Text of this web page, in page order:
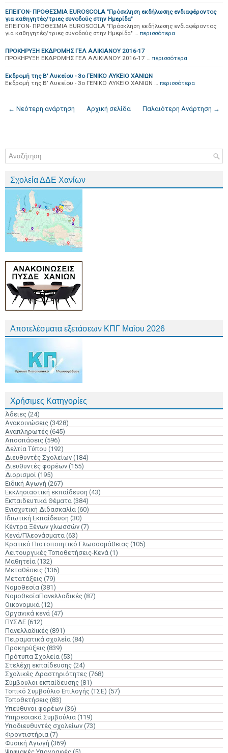
ΕΠΕΙΓΟΝ- ΠΡΟΘΕΣΜΙΑ EUROSCOLA "Πρόσκληση εκδήλωσης ενδιαφέροντος
για καθηγητές/τριες συνοδούς στην Ημερίδα"
ΕΠΕΙΓΟΝ- ΠΡΟΘΕΣΜΙΑ EUROSCOLA "Πρόσκληση εκδήλωσης ενδιαφέροντος
για καθηγητές/τριες συνοδούς στην Ημερίδα" … περισσότερα
ΠΡΟΚΗΡΥΞΗ ΕΚΔΡΟΜΗΣ ΓΕΛ ΑΛΙΚΙΑΝΟΥ 2016-17
ΠΡΟΚΗΡΥΞΗ ΕΚΔΡΟΜΗΣ ΓΕΛ ΑΛΙΚΙΑΝΟΥ 2016-17 … περισσότερα
Εκδρομή της B’ Λυκείου - 3ο ΓΕΝΙΚΟ ΛΥΚΕΙΟ ΧΑΝΙΩΝ
Εκδρομή της B’ Λυκείου - 3ο ΓΕΝΙΚΟ ΛΥΚΕΙΟ ΧΑΝΙΩΝ … περισσότερα
← Νεότερη ανάρτηση Παλαιότερη Ανάρτηση →
Αρχική σελίδα
Σχολεία ΔΔΕ Χανίων
Αποτελέσματα εξετάσεων ΚΠΓ Μαΐου 2026
Χρήσιμες Κατηγορίες
Άδειες (24)
Ανακοινώσεις (3428)
Αναπληρωτές (645)
Αποσπάσεις (596)
Δελτία Τύπου (192)
Διευθυντές Σχολείων (184)
Διευθυντές φορέων (155)
Διορισμοί (195)
Ειδική Αγωγή (267)
Εκκλησιαστική εκπαίδευση (43)
Εκπαιδευτικά Θέματα (384)
Ενισχυτική Διδασκαλία (60)
Ιδιωτική Εκπαίδευση (30)
Κέντρα Ξένων γλωσσών (7)
Κενά/Πλεονάσματα (63)
Κρατικό Πιστοποιητικό Γλωσσομάθειας (105)
Λειτουργικές Τοποθετήσεις-Κενά (1)
Μαθητεία (132)
Μεταθέσεις (136)
Μετατάξεις (79)
Νομοθεσία (381)
ΝομοθεσίαΠανελλαδικές (87)
Οικονομικά (12)
Οργανικά κενά (47)
ΠΥΣΔΕ (612)
Πανελλαδικές (891)
Πειραματικά σχολεία (84)
Προκηρύξεις (839)
Πρότυπα Σχολεία (53)
Στελέχη εκπαίδευσης (24)
Σχολικές Δραστηριότητες (768)
Σύμβουλοι εκπαίδευσης (81)
Τοπικό Συμβούλιο Επιλογής (ΤΣΕ) (57)
Τοποθετήσεις (83)
Υπεύθυνοι φορέων (36)
Υπηρεσιακά Συμβούλια (119)
Υποδιευθυντές σχολείων (73)
Φροντιστήρια (7)
Φυσική Αγωγή (369)